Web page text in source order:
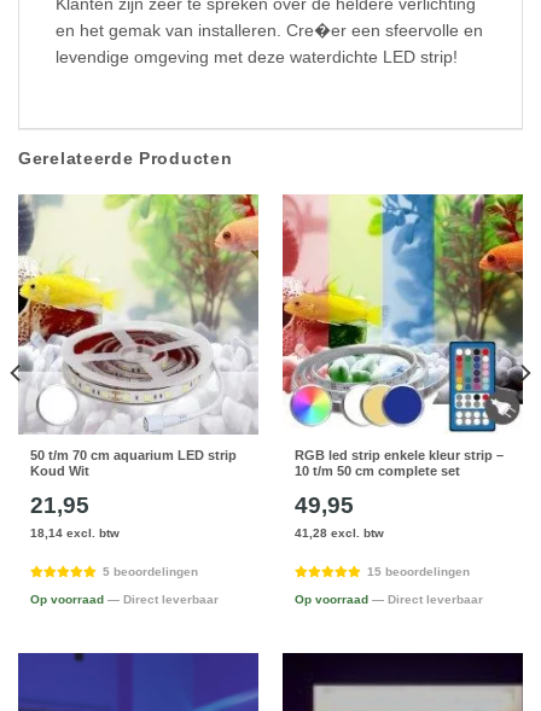
en het gemak van installeren. Cre�er een sfeervolle en
levendige omgeving met deze waterdichte LED strip!
Gerelateerde Producten
50 t/m 70 cm aquarium LED strip
Koud Wit
21,95
18,14 excl. btw
5 beoordelingen
Op voorraad — Direct leverbaar
RGB led strip enkele kleur strip –
10 t/m 50 cm complete set
49,95
41,28 excl. btw
15 beoordelingen
Op voorraad — Direct leverbaar